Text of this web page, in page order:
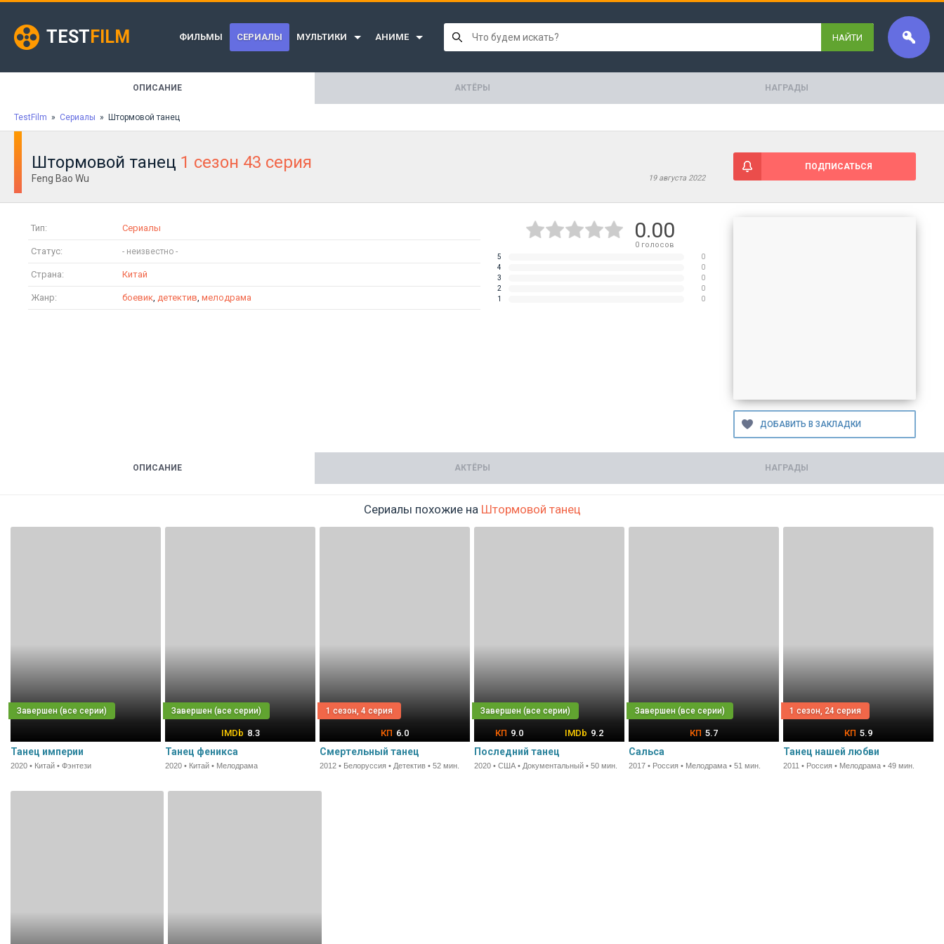
TEST FILM ФИЛЬМЫ СЕРИАЛЫ МУЛЬТИКИ АНИМЕ НАЙТИ
ОПИСАНИЕ АКТЁРЫ НАГРАДЫ
TestFilm » Сериалы » Штормовой танец
Штормовой танец 1 сезон 43 серия
Feng Bao Wu 19 августа 2022
ПОДПИСАТЬСЯ
Тип: Сериалы
Статус:
Страна: Китай
Жанр: боевик, детектив, мелодрама
0.00
0голосов
5
0
4
0
3
0
2
0
1
0
ОПИСАНИЕ АКТЁРЫ НАГРАДЫ
Сериалы похожие на Штормовой танец
Танец империи
2020 • Китай • Фэнтези
8.3
Танец феникса
2020 • Китай • Мелодрама
1 сезон, 4 серия
6.0
Смертельный танец
2012 • Белоруссия • Детектив • 52 мин.
9.0 9.2
Последний танец
2020 • США • Документальный • 50 мин.
5.7
Сальса
2017 • Россия • Мелодрама • 51 мин.
1 сезон, 24 серия
5.9
Танец нашей любви
2011 • Россия • Мелодрама • 49 мин.